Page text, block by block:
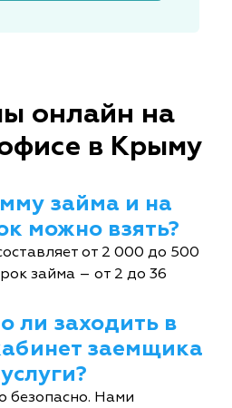
онлайн на
в Крыму
займа и на
можно взять?
от 2 000 до 500
займа – от 2 до 36
ли заходить в
заемщика
безопасно. Нами